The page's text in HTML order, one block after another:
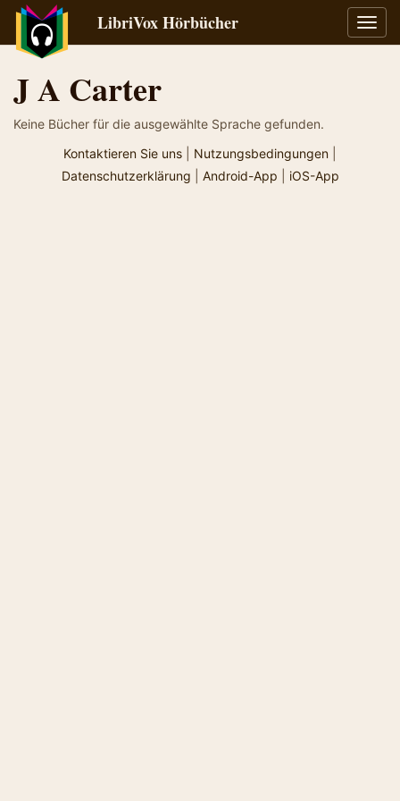
LibriVox Hörbücher
J A Carter
Keine Bücher für die ausgewählte Sprache gefunden.
Kontaktieren Sie uns
Nutzungsbedingungen
Datenschutzerklärung
Android-App iOS-App